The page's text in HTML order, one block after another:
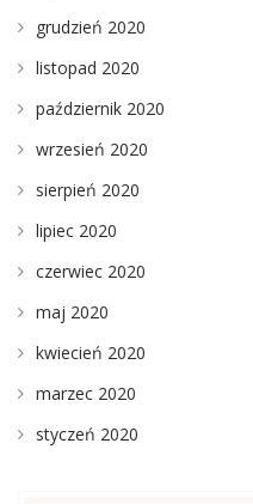
grudzień 2020
listopad 2020
październik 2020
wrzesień 2020
sierpień 2020
lipiec 2020
czerwiec 2020
maj 2020
kwiecień 2020
marzec 2020
styczeń 2020